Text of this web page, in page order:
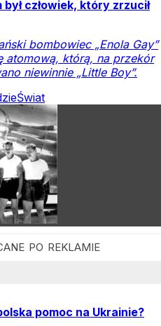
człowiek, który zrzucił
bombowiec „Enola Gay”
atomową, którą, na przekór
niewinnie „Little Boy”.
Świat
pomoc na Ukrainie?